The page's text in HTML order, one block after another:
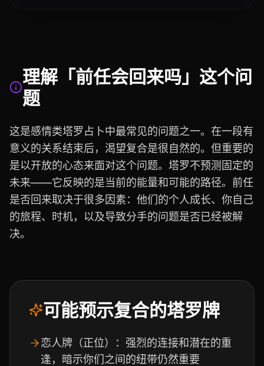
理解「前任会回来吗」这个问
题
这是感情类塔罗占卜中最常见的问题之一。在一段有
意义的关系结束后，渴望复合是很自然的。但重要的
是以开放的心态来面对这个问题。塔罗不预测固定的
未来——它反映的是当前的能量和可能的路径。前任
是否回来取决于很多因素：他们的个人成长、你自己
的旅程、时机，以及导致分手的问题是否已经被解
决。
可能预示复合的塔罗牌
恋人牌（正位）：强烈的连接和潜在的重
逢，暗示你们之间的纽带仍然重要